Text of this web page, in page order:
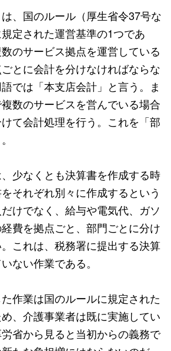
は、国のルール（厚生省令37号な
定された運営基準の1つであ
のサービス拠点を運営している
とに会計を分けなければならな
では「本支店会計」と言う。ま
数のサービスを営んでいる場合
て会計処理を行う。これを「部
少なくとも決算書を作成する時
それぞれ別々に作成するという
けでなく、給与や電気代、ガソ
費を拠点ごと、部門ごとに分け
これは、税務署に提出する決算
ない作業である。
作業は国のルールに規定された
、介護事業者は既に実施してい
省から見ると当初からの義務で